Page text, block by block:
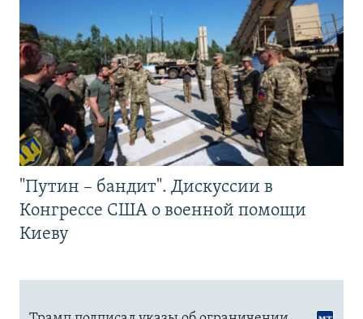
"Путин – бандит". Дискуссии в
Конгрессе США о военной помощи
Киеву